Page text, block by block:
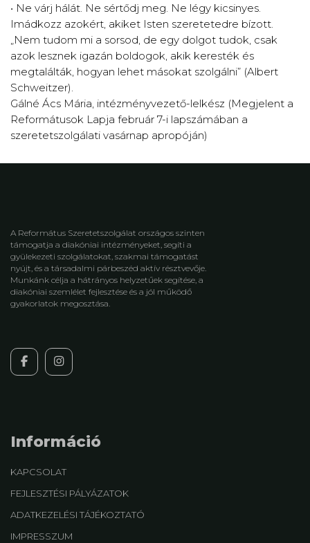
• Ne várj hálát. Ne sértődj meg. Ne légy kicsinyes.
Imádkozz azokért, akiket Isten szeretetedre bízott.
„Nem tudom mi a sorsod, de egy dolgot tudok, csak
azok lesznek igazán boldogok, akik keresték és
megtalálták, hogyan lehet másokat szolgálni” (Albert
Schweitzer).
Gálné Ács Mária, intézményvezető-lelkész (Megjelent a
Reformátusok Lapja február 7-i lapszámában a
szeretetszolgálati vasárnap apropóján)
A Református Szeretetszolgálat országos szinten
támogatja a diakóniai intézményeket, segíti a
gyülekezeti szolgálatokat, szakmai támogatást
nyújt, és a társadalmi párbeszéd aktív résztvevője.
Munkánk célja a hátrányos helyzetűek segítése, a
diakóniai szemlélet fejlesztése és a jól működő
gyakorlatok megosztása.
Információ
KAPCSOLAT
FEJLESZTÉSI PÁLYÁZATOK
ADATKEZELÉSI TÁJÉKOZTATÓ
IMPRESSZUM